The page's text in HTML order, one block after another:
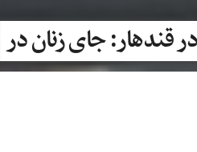
قندهار: جای زنان در